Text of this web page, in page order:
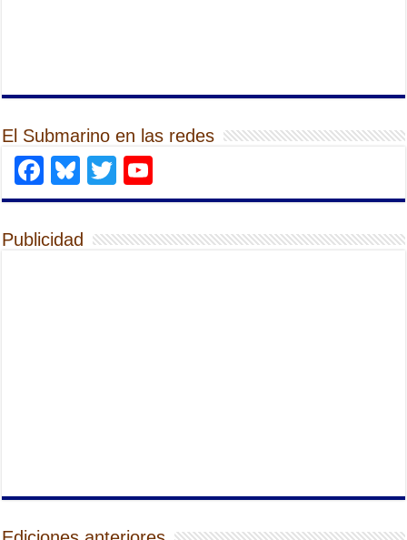
El Submarino en las redes
Facebook
Bluesky
Twitter
Publicidad